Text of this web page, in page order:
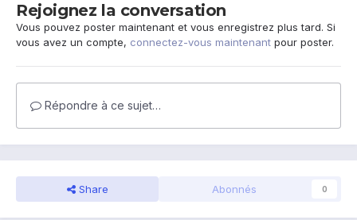
Rejoignez la conversation
Vous pouvez poster maintenant et vous enregistrez plus tard. Si
vous avez un compte, connectez-vous maintenant pour poster.
Répondre à ce sujet…
Share Abonnés 0